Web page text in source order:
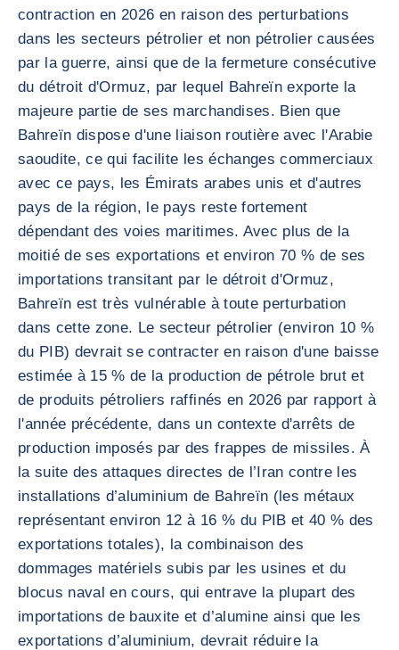
contraction en 2026 en raison des perturbations
dans les secteurs pétrolier et non pétrolier causées
par la guerre, ainsi que de la fermeture consécutive
du détroit d'Ormuz, par lequel Bahreïn exporte la
majeure partie de ses marchandises. Bien que
Bahreïn dispose d'une liaison routière avec l'Arabie
saoudite, ce qui facilite les échanges commerciaux
avec ce pays, les Émirats arabes unis et d'autres
pays de la région, le pays reste fortement
dépendant des voies maritimes. Avec plus de la
moitié de ses exportations et environ 70 % de ses
importations transitant par le détroit d'Ormuz,
Bahreïn est très vulnérable à toute perturbation
dans cette zone. Le secteur pétrolier (environ 10 %
du PIB) devrait se contracter en raison d'une baisse
estimée à 15 % de la production de pétrole brut et
de produits pétroliers raffinés en 2026 par rapport à
l'année précédente, dans un contexte d'arrêts de
production imposés par des frappes de missiles. À
la suite des attaques directes de l’Iran contre les
installations d’aluminium de Bahreïn (les métaux
représentant environ 12 à 16 % du PIB et 40 % des
exportations totales), la combinaison des
dommages matériels subis par les usines et du
blocus naval en cours, qui entrave la plupart des
importations de bauxite et d’alumine ainsi que les
exportations d’aluminium, devrait réduire la